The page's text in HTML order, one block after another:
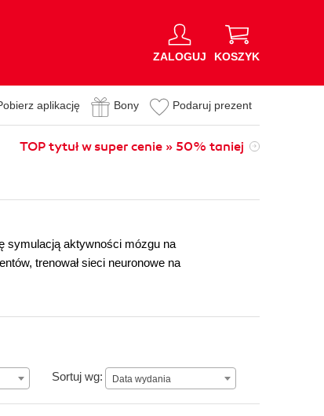
ZALOGUJ KOSZYK
aplikację Bony Podaruj prezent
TOP tytuł w super cenie » 50% taniej
symulacją aktywności mózgu na
trenował sieci neuronowe na
Sortuj wg: Data wydania
Data wydania